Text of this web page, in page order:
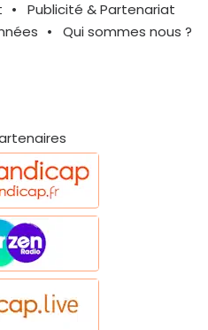
Publicité & Partenariat
Qui sommes nous ?